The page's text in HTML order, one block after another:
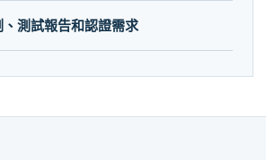
測試報告和認證需求